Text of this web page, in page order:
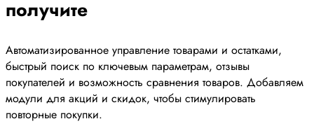
получите
Автоматизированное управление товарами и остатками,
быстрый поиск по ключевым параметрам, отзывы
покупателей и возможность сравнения товаров. Добавляем
модули для акций и скидок, чтобы стимулировать
повторные покупки.